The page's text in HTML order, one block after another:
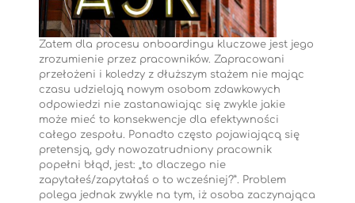
Zatem dla procesu onboardingu kluczowe jest jego
zrozumienie przez pracowników. Zapracowani
przełożeni i koledzy z dłuższym stażem nie mając
czasu udzielają nowym osobom zdawkowych
odpowiedzi nie zastanawiając się zwykle jakie
może mieć to konsekwencje dla efektywności
całego zespołu. Ponadto często pojawiającą się
pretensją, gdy nowozatrudniony pracownik
popełni błąd, jest: „to dlaczego nie
zapytałeś/zapytałaś o to wcześniej?”. Problem
polega jednak zwykle na tym, iż osoba zaczynająca